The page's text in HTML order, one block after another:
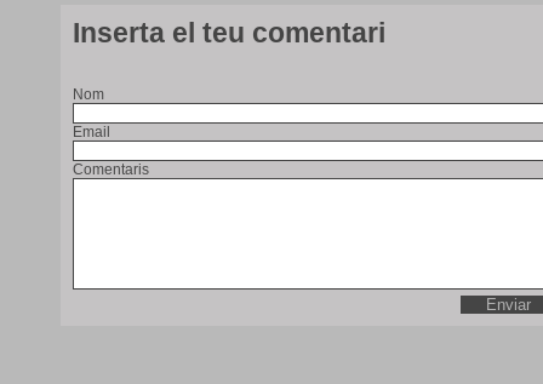
Inserta el teu comentari
Nom
Email
Comentaris